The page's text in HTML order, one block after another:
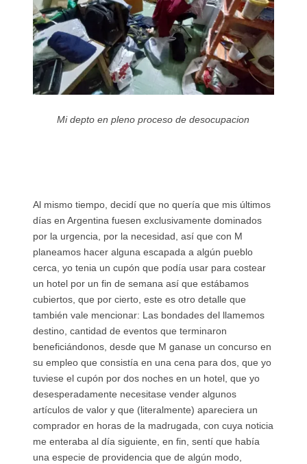
Mi depto en pleno proceso de desocupacion
Al mismo tiempo, decidí que no quería que mis últimos
días en Argentina fuesen exclusivamente dominados
por la urgencia, por la necesidad, así que con M
planeamos hacer alguna escapada a algún pueblo
cerca, yo tenia un cupón que podía usar para costear
un hotel por un fin de semana así que estábamos
cubiertos, que por cierto, este es otro detalle que
también vale mencionar: Las bondades del llamemos
destino, cantidad de eventos que terminaron
beneficiándonos, desde que M ganase un concurso en
su empleo que consistía en una cena para dos, que yo
tuviese el cupón por dos noches en un hotel, que yo
desesperadamente necesitase vender algunos
artículos de valor y que (literalmente) apareciera un
comprador en horas de la madrugada, con cuya noticia
me enteraba al día siguiente, en fin, sentí que había
una especie de providencia que de algún modo,